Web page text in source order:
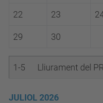
22 23
29 30
1-5 Lliurament del
JULIOL 2026